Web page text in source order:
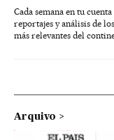
Cada semana en tu
reportajes y análisis de
más relevantes del
Arquivo